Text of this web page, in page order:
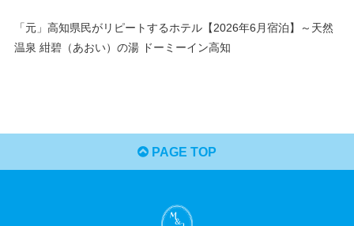
「元」高知県民がリピートするホテル【2026年6月宿泊】～天然
温泉 紺碧（あおい）の湯 ドーミーイン高知
PAGE TOP